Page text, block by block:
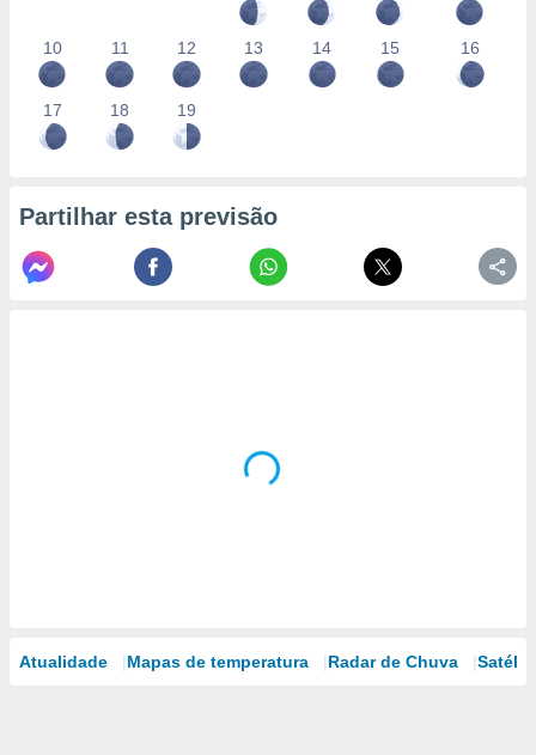
10 11 12 13 14 15 16
17 18 19
Partilhar esta previsão
Atualidade Mapas de temperatura Radar de Chuva